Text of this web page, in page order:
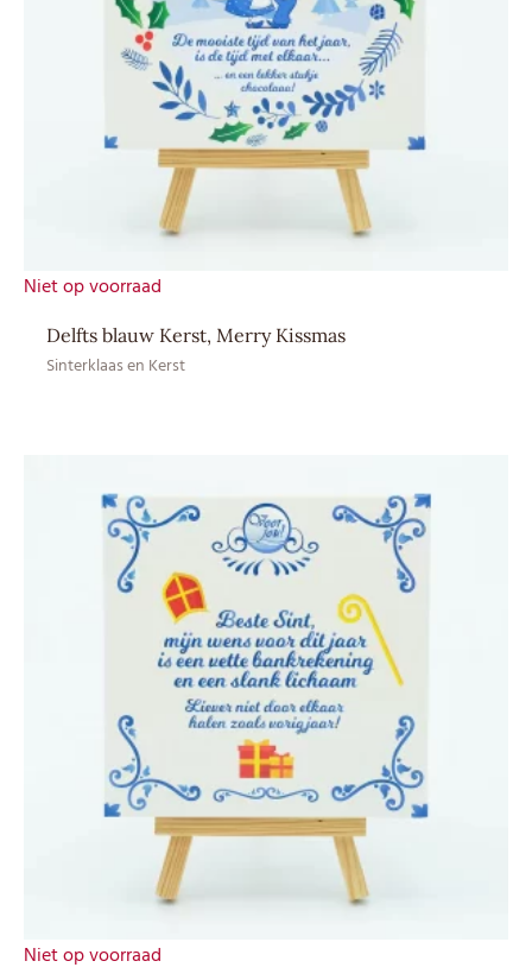
Niet op voorraad
Delfts blauw Kerst, Merry Kissmas
Sinterklaas en Kerst
Niet op voorraad